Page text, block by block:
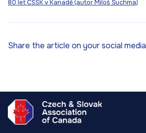
80 let ČSSK v Kanadě (autor Miloš Šuchma)
Share the article on your social media